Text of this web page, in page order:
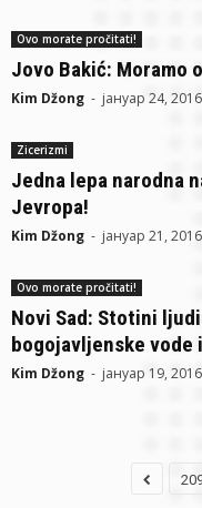
Ovo morate pročitati!
Jovo Bakić: Moramo
Kim Džong - јануар 24, 2016
Zicerizmi
Jedna lepa narodna
Jevropa!
Kim Džong - јануар 21, 2016
Ovo morate pročitati!
Novi Sad: Stotini
bogojavljenske vode
Kim Džong - јануар 19, 2016